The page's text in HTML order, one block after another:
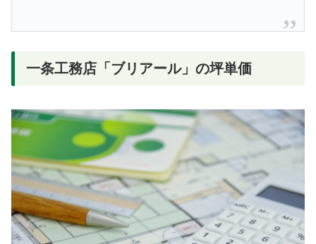
一条工務店「ブリアール」の坪単価